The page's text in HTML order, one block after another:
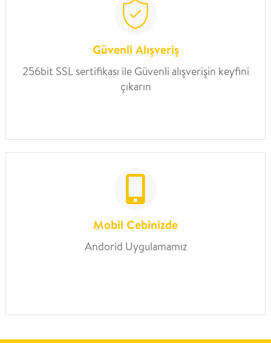
Güvenli Alışveriş
256bit SSL sertifikası ile Güvenli alışverişin keyfini
çıkarın
Mobil Cebinizde
Andorid Uygulamamız